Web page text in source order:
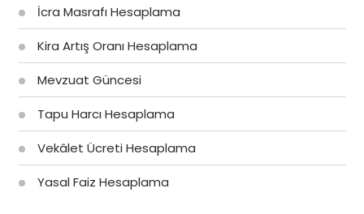
İcra Masrafı Hesaplama
Kira Artış Oranı Hesaplama
Mevzuat Güncesi
Tapu Harcı Hesaplama
Vekâlet Ücreti Hesaplama
Yasal Faiz Hesaplama